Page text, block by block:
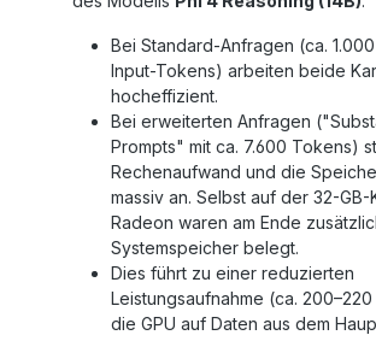
Bei Standard-Anfragen (ca.
Input-Tokens) arbeiten beide
hocheffizient.
Bei erweiterten Anfragen
Prompts" mit ca. 7.600 Tokens)
Rechenaufwand und die
massiv an. Selbst auf der 32-
Radeon waren am Ende
Systemspeicher belegt.
Dies führt zu einer reduzierten
Leistungsaufnahme (ca.
die GPU auf Daten aus dem